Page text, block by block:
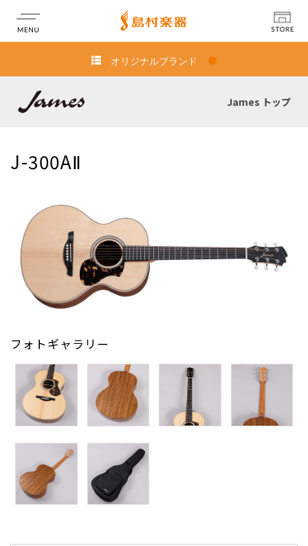
オリジナルブランド
James トップ
J-300AⅡ
フォトギャラリー